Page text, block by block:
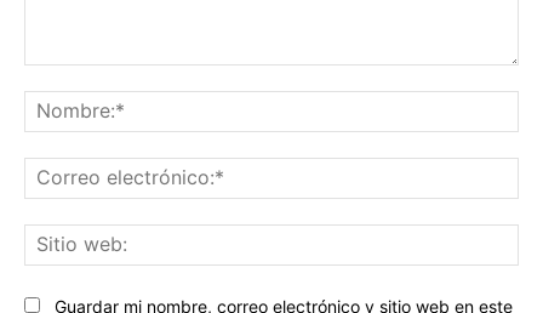
Guardar mi nombre, correo electrónico y sitio web en este